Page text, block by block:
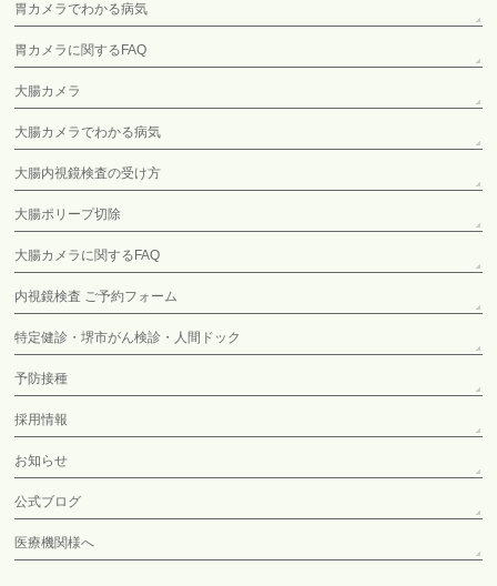
胃カメラでわかる病気
胃カメラに関するFAQ
大腸カメラ
大腸カメラでわかる病気
大腸内視鏡検査の受け方
大腸ポリープ切除
大腸カメラに関するFAQ
内視鏡検査 ご予約フォーム
特定健診・堺市がん検診・人間ドック
予防接種
採用情報
お知らせ
公式ブログ
医療機関様へ